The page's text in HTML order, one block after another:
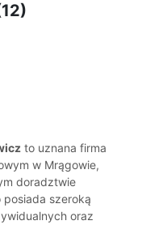
to uznana firma
w Mrągowie,
doradztwie
szeroką
oraz